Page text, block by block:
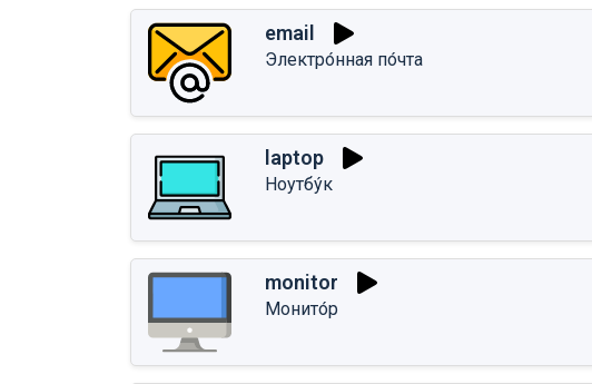
email
Электро́нная по́чта
laptop
Ноутбу́к
monitor
Монито́р